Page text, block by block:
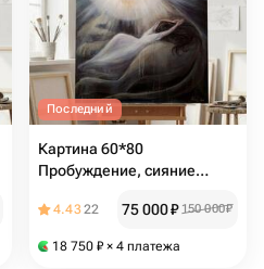
Последний
Картина 60*80
Пробуждение, сияние
4.4322 75 000₽ 150 000₽
18 750 ₽ × 4 платежа